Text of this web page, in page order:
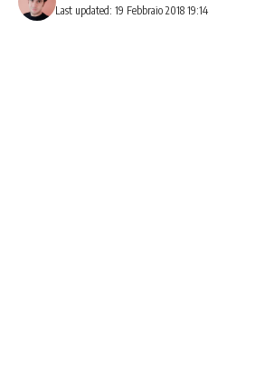
Last updated: 19 Febbraio 2018 19:14